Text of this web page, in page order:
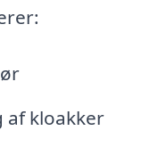
af kloakker